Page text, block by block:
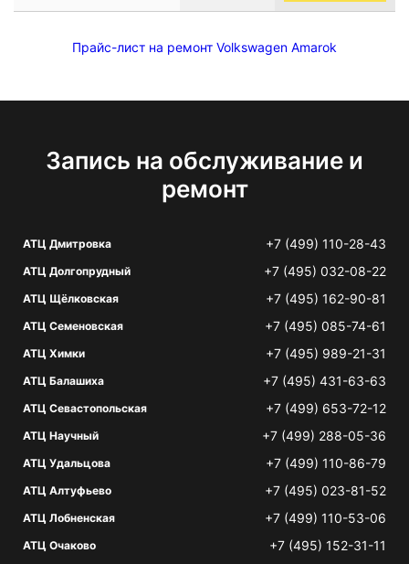
Прайс-лист на ремонт Volkswagen Amarok
Запись на обслуживание и
ремонт
АТЦ Дмитровка +7 (499) 110-28-43
АТЦ Долгопрудный +7 (495) 032-08-22
АТЦ Щёлковская +7 (495) 162-90-81
АТЦ Семеновская +7 (495) 085-74-61
АТЦ Химки +7 (495) 989-21-31
АТЦ Балашиха +7 (495) 431-63-63
АТЦ Севастопольская +7 (499) 653-72-12
АТЦ Научный +7 (499) 288-05-36
АТЦ Удальцова +7 (499) 110-86-79
АТЦ Алтуфьево +7 (495) 023-81-52
АТЦ Лобненская +7 (499) 110-53-06
АТЦ Очаково +7 (495) 152-31-11